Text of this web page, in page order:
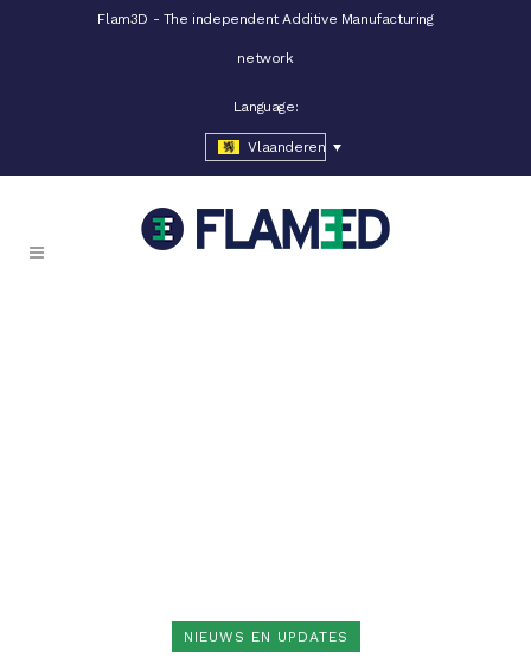
Flam3D - The independent Additive Manufacturing
network
Language:
Vlaanderen
NIEUWS EN UPDATES